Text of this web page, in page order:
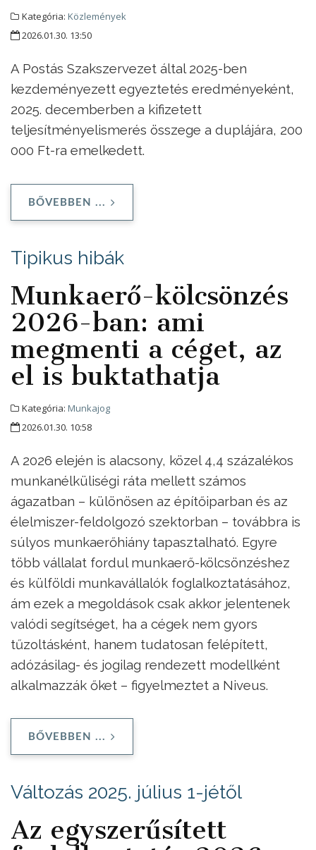
Kategória: Közlemények
2026.01.30. 13:50
A Postás Szakszervezet által 2025-ben
kezdeményezett egyeztetés eredményeként,
2025. decemberben a kifizetett
teljesítményelismerés összege a duplájára, 200
000 Ft-ra emelkedett.
BŐVEBBEN ...
Tipikus hibák
Munkaerő-kölcsönzés
2026-ban: ami
megmenti a céget, az
el is buktathatja
Kategória: Munkajog
2026.01.30. 10:58
A 2026 elején is alacsony, közel 4,4 százalékos
munkanélküliségi ráta mellett számos
ágazatban – különösen az építőiparban és az
élelmiszer-feldolgozó szektorban – továbbra is
súlyos munkaerőhiány tapasztalható. Egyre
több vállalat fordul munkaerő-kölcsönzéshez
és külföldi munkavállalók foglalkoztatásához,
ám ezek a megoldások csak akkor jelentenek
valódi segítséget, ha a cégek nem gyors
tűzoltásként, hanem tudatosan felépített,
adózásilag- és jogilag rendezett modellként
alkalmazzák őket – figyelmeztet a Niveus.
BŐVEBBEN ...
Változás 2025. július 1-jétől
Az egyszerűsített